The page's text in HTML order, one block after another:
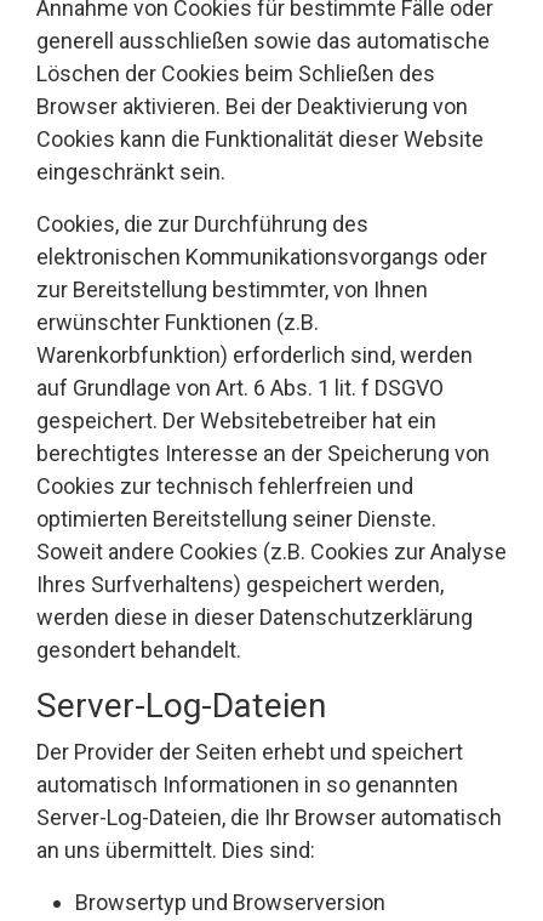
Annahme von Cookies für bestimmte Fälle oder
generell ausschließen sowie das automatische
Löschen der Cookies beim Schließen des
Browser aktivieren. Bei der Deaktivierung von
Cookies kann die Funktionalität dieser Website
eingeschränkt sein.
Cookies, die zur Durchführung des
elektronischen Kommunikationsvorgangs oder
zur Bereitstellung bestimmter, von Ihnen
erwünschter Funktionen (z.B.
Warenkorbfunktion) erforderlich sind, werden
auf Grundlage von Art. 6 Abs. 1 lit. f DSGVO
gespeichert. Der Websitebetreiber hat ein
berechtigtes Interesse an der Speicherung von
Cookies zur technisch fehlerfreien und
optimierten Bereitstellung seiner Dienste.
Soweit andere Cookies (z.B. Cookies zur Analyse
Ihres Surfverhaltens) gespeichert werden,
werden diese in dieser Datenschutzerklärung
gesondert behandelt.
Server-Log-Dateien
Der Provider der Seiten erhebt und speichert
automatisch Informationen in so genannten
Server-Log-Dateien, die Ihr Browser automatisch
an uns übermittelt. Dies sind:
Browsertyp und Browserversion